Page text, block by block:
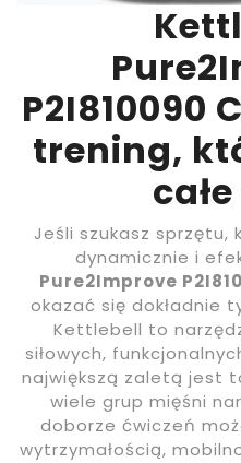
P2I810090
trening,
Jeśli szukasz
dynamicznie i
Pure2Improve
okazać się dokładnie
Kettlebell to
siłowych,
największą zaletą jest
wiele grup mięśni
doborze ćwiczeń
wytrzymałością,